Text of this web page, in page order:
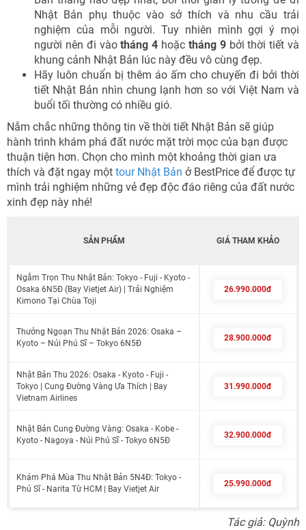
Nhật Bản phụ thuộc vào sở thích và nhu cầu trải
nghiệm của mỗi người. Tuy nhiên mình gợi ý mọi
người nên đi vàotháng 4 hoặc tháng 9bởi thời tiết và
khung cảnh Nhật Bản lúc này đều vô cùng đẹp.
Hãy luôn chuẩn bị thêm áo ấm cho chuyến đi bởi thời
tiết Nhật Bản nhìn chung lạnh hơn so với Việt Nam và
buổi tối thường có nhiều gió.
Nắm chắc những thông tin về thời tiết Nhật Bản sẽ giúp
hành trình khám phá đất nước mặt trời mọc của bạn được
thuận tiện hơn. Chọn cho mình một khoảng thời gian ưa
thích và đặt ngay một tour Nhật Bản ở BestPrice để được tự
mình trải nghiệm những vẻ đẹp độc đáo riêng của đất nước
xinh đẹp này nhé!
SẢN PHẨM GIÁ THAM KHẢO
Ngắm Trọn Thu Nhật Bản: Tokyo - Fuji - Kyoto -
Osaka 6N5Đ (Bay Vietjet Air) | Trải Nghiệm
Kimono Tại Chùa Toji
26.990.000đ
Thưởng Ngoạn Thu Nhật Bản 2026: Osaka –
Kyoto – Núi Phú Sĩ – Tokyo 6N5Đ
28.900.000đ
Nhật Bản Thu 2026: Osaka - Kyoto - Fuji -
Tokyo | Cung Đường Vàng Ưa Thích | Bay
Vietnam Airlines
31.990.000đ
Nhật Bản Cung Đường Vàng: Osaka - Kobe -
Kyoto - Nagoya - Núi Phú Sĩ - Tokyo 6N5Đ
32.900.000đ
Khám Phá Mùa Thu Nhật Bản 5N4Đ: Tokyo -
Phú Sĩ - Narita Từ HCM | Bay Vietjet Air
25.990.000đ
Tác giả: Quỳnh